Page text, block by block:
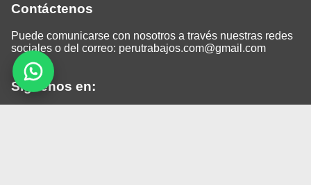
Contáctenos
Puede comunicarse con nosotros a través nuestras redes
sociales o del correo: perutrabajos.com@gmail.com
Siguenos en: